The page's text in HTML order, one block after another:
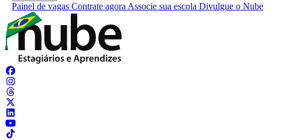
Painel de vagas Contrate agora Associe sua escola Divulgue o Nube